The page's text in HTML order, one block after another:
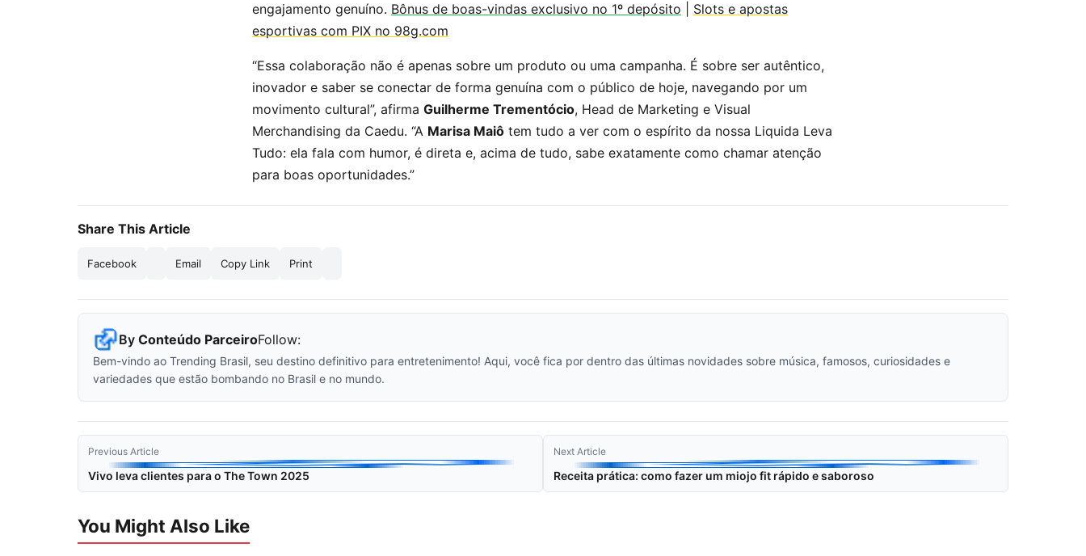
engajamento genuíno. Bônus de boas-vindas exclusivo no 1º depósito
Slots e apostas
esportivas com PIX no 98g.com
“Essa colaboração não é apenas sobre um produto ou uma campanha. É sobre ser autêntico,
inovador e saber se conectar de forma genuína com o público de hoje, navegando por um
movimento cultural”, afirma Guilherme Trementócio, Head de Marketing e Visual
Merchandising da Caedu. “A Marisa Maiô tem tudo a ver com o espírito da nossa Liquida Leva
Tudo: ela fala com humor, é direta e, acima de tudo, sabe exatamente como chamar atenção
para boas oportunidades.”
Share This Article
Facebook Email Copy Link Print
By Conteúdo ParceiroFollow:
Bem-vindo ao Trending Brasil, seu destino definitivo para entretenimento! Aqui, você fica por dentro das últimas novidades sobre música, famosos, curiosidades e
variedades que estão bombando no Brasil e no mundo.
Previous Article
Vivo leva clientes para o The Town 2025
Next Article
Receita prática: como fazer um miojo fit rápido e saboroso
You Might Also Like